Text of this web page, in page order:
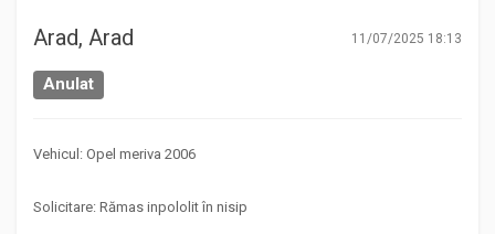
Arad, Arad 11/07/2025 18:13
Anulat
Vehicul: Opel meriva 2006
Solicitare: Rămas inpololit în nisip